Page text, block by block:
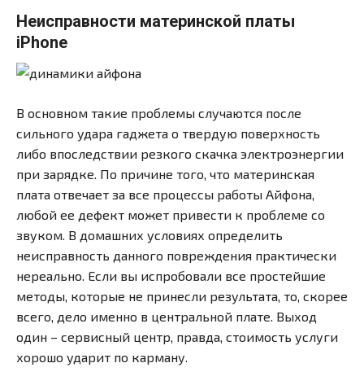
Неисправности материнской платы
iPhone
В основном такие проблемы случаются после
сильного удара гаджета о твердую поверхность
либо впоследствии резкого скачка электроэнергии
при зарядке. По причине того, что материнская
плата отвечает за все процессы работы Айфона,
любой ее дефект может привести к проблеме со
звуком. В домашних условиях определить
неисправность данного повреждения практически
нереально. Если вы испробовали все простейшие
методы, которые не принесли результата, то, скорее
всего, дело именно в центральной плате. Выход
один – сервисный центр, правда, стоимость услуги
хорошо ударит по карману.